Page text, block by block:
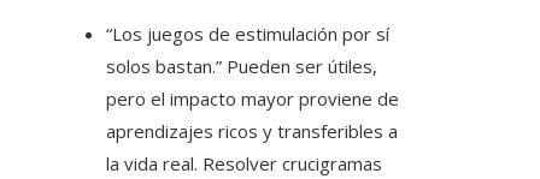
“Los juegos de estimulación por sí
solos bastan.” Pueden ser útiles,
pero el impacto mayor proviene de
aprendizajes ricos y transferibles a
la vida real. Resolver crucigramas